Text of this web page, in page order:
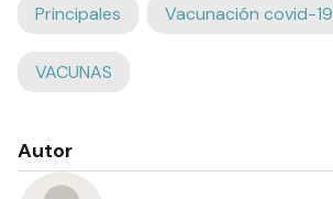
Principales Vacunación covid-19
VACUNAS
Autor